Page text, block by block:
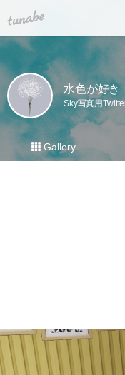
tuna.be
水色が好き
Gallery